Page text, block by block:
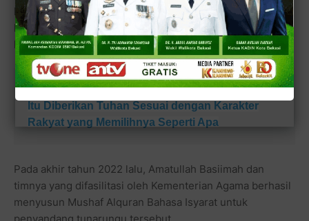
penyandang disabilitas yang tergabung dalam tim
penyusunan Mushaf Al-Qur'an Bahasa Isyarat untuk
penyandang tunarungu di Kementerian Agama RI.
Baca juga:Cawalkot Heri Koswara: Pemimpin
Itu Diberikan Tuhan Sesuai dengan Karakter
Rakyat yang Memilihnya Seperti Apa
Pada akhir tahun 2022 lalu, Amatullah Basiimah dan
timnya yang difasilitasi oleh Kementerian Agama berhasil
menyusun Mushaf Alquran Bahasa Isyarat untuk